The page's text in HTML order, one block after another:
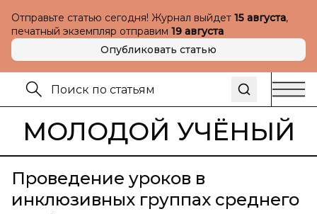
Отправьте статью сегодня! Журнал выйдет 15 августа,
печатный экземпляр отправим 19 августа
Опубликовать статью
МОЛОДОЙ УЧЁНЫЙ
Проведение уроков в
инклюзивных группах среднего